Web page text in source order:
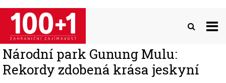
Přejít
hlavnímu
obsahu
Národní park Gunung Mulu:
Rekordy zdobená krása jeskyní